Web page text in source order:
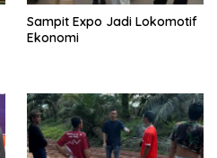
Sampit Expo Jadi Lokomotif
Ekonomi